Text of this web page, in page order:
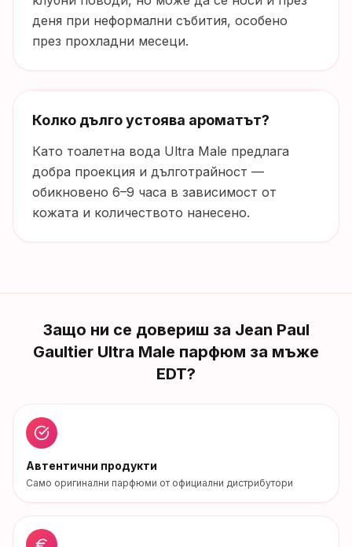
деня при неформални събития, особено
през прохладни месеци.
Колко дълго устоява ароматът?
Като тоалетна вода Ultra Male предлага
добра проекция и дълготрайност —
обикновено 6–9 часа в зависимост от
кожата и количеството нанесено.
Защо ни се довериш за Jean Paul
Gaultier Ultra Male парфюм за мъже
EDT?
Автентични продукти
Само оригинални парфюми от официални дистрибутори